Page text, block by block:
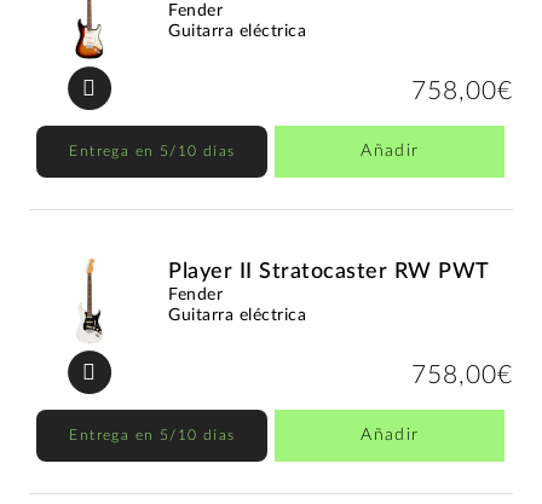
Fender
Guitarra eléctrica
758,00€
Entrega en 5/10 días Añadir
Player II Stratocaster RW PWT
Fender
Guitarra eléctrica
758,00€
Entrega en 5/10 días Añadir